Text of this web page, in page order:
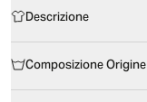
Descrizione
Composizione Origine